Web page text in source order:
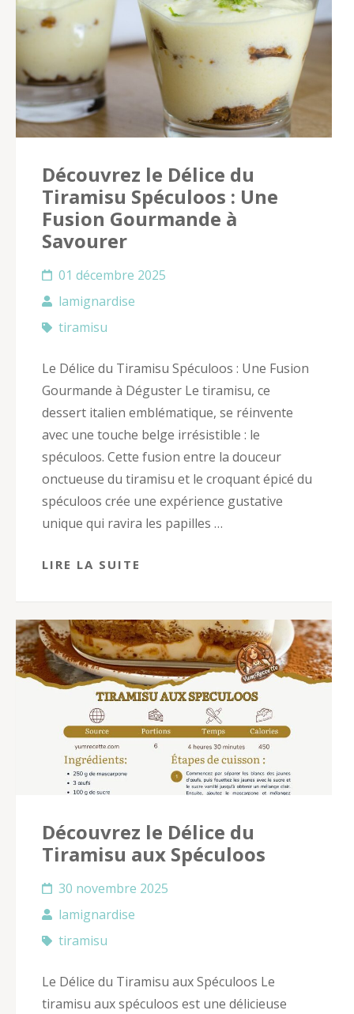
Découvrez le Délice du
Tiramisu Spéculoos : Une
Fusion Gourmande à
Savourer
01 décembre 2025
lamignardise
tiramisu
Le Délice du Tiramisu Spéculoos : Une Fusion
Gourmande à Déguster Le tiramisu, ce
dessert italien emblématique, se réinvente
avec une touche belge irrésistible : le
spéculoos. Cette fusion entre la douceur
onctueuse du tiramisu et le croquant épicé du
spéculoos crée une expérience gustative
unique qui ravira les papilles …
LIRE LA SUITE
Découvrez le Délice du
Tiramisu aux Spéculoos
30 novembre 2025
lamignardise
tiramisu
Le Délice du Tiramisu aux Spéculoos Le
tiramisu aux spéculoos est une délicieuse